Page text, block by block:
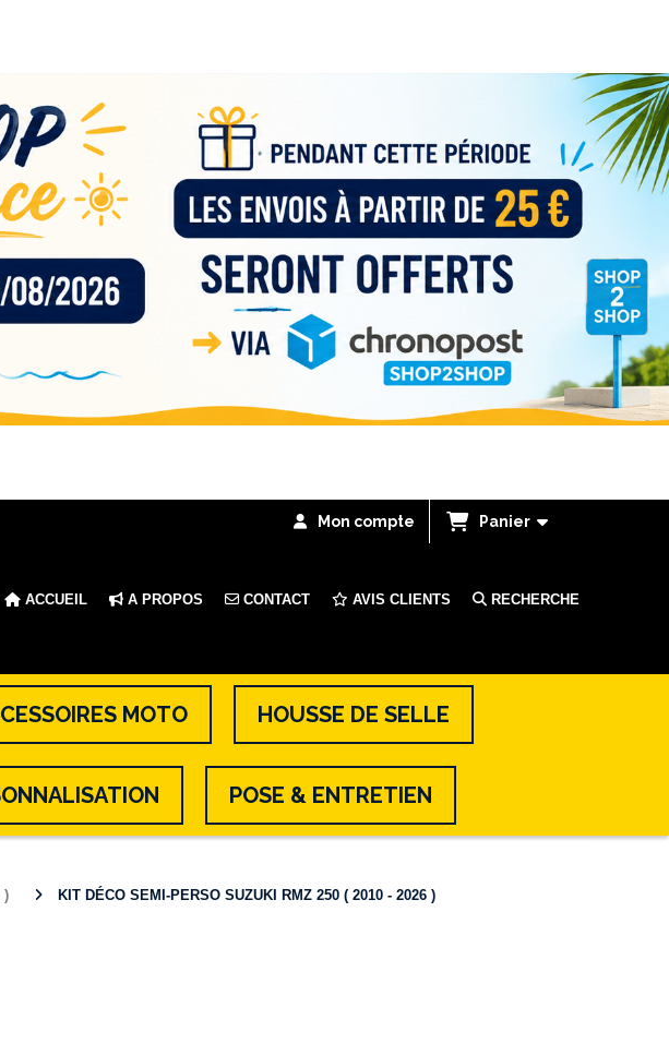
Mon compte Panier
ACCUEIL A PROPOS CONTACT AVIS CLIENTS RECHERCHE
MOTO HOUSSE DE SELLE
POSE & ENTRETIEN
) KIT DÉCO SEMI-PERSO SUZUKI RMZ 250 ( 2010 - 2026 )